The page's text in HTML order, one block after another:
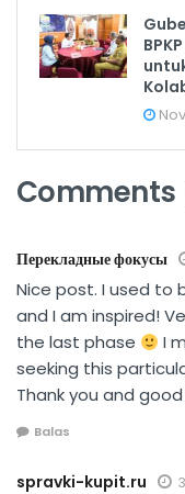
Comments
Перекладные фокусы
Nice post. I used to
and I am inspired!
the last phase
I
seeking this
Thank you and good
Balas
spravki-kupit.ru